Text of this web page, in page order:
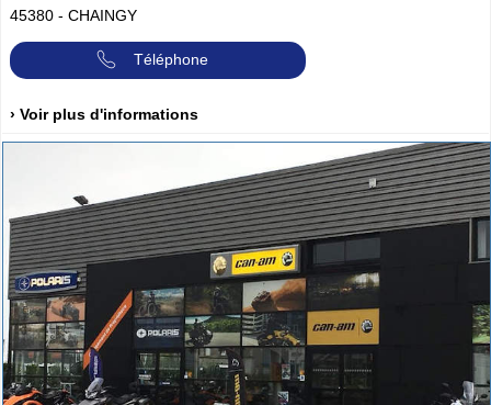
45380 - CHAINGY
Téléphone
› Voir plus d'informations